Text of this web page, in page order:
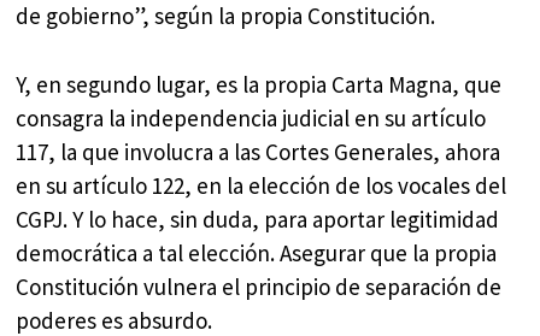
de gobierno”, según la propia Constitución.
Y, en segundo lugar, es la propia Carta Magna, que
consagra la independencia judicial en su artículo
117, la que involucra a las Cortes Generales, ahora
en su artículo 122, en la elección de los vocales del
CGPJ. Y lo hace, sin duda, para aportar legitimidad
democrática a tal elección. Asegurar que la propia
Constitución vulnera el principio de separación de
poderes es absurdo.